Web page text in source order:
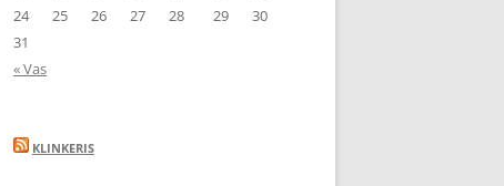
24
25 26 27 28 29
30
31
« Vas
KLINKERIS